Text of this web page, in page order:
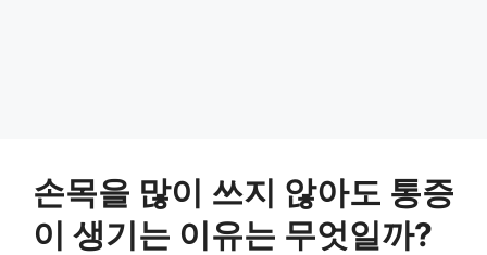
손목을 많이 쓰지 않아도 통증
이 생기는 이유는 무엇일까?